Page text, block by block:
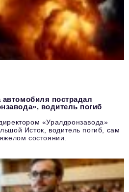
пострадал
водитель погиб
«Уралдронзавода»
Исток, водитель погиб, сам
состоянии.